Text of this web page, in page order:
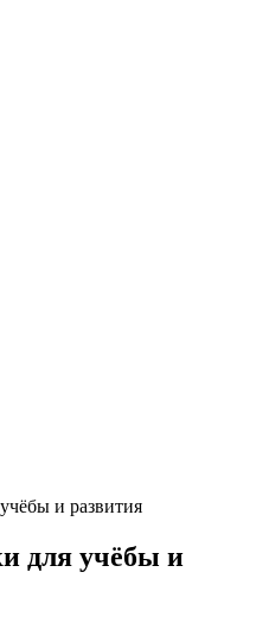
и развития
для учёбы и